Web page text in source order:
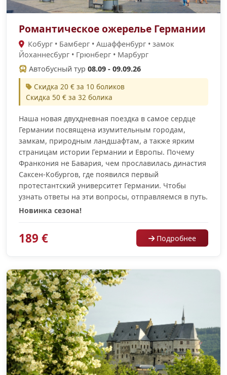
Романтическое ожерелье Германии
Кобург • Бамберг • Ашаффенбург • замок
Йоханнесбург • Грюнберг • Марбург
Автобусный тур 08.09 - 09.09.26
Скидка 20 € за 10 боликов
Скидка 50 € за 32 болика
Наша новая двухдневная поездка в самое сердце
Германии посвящена изумительным городам,
замкам, природным ландшафтам, а также ярким
страницам истории Германии и Европы. Почему
Франкония не Бавария, чем прославилась династия
Саксен-Кобургов, где появился первый
протестантский университет Германии. Чтобы
узнать ответы на эти вопросы, отправляемся в путь.
Новинка сезона!
189 € Подробнее